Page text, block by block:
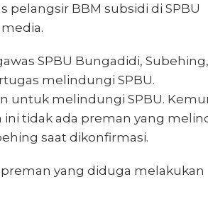
BBM subsidi di SPBU
SPBU Bungadidi, Subehing,
melindungi SPBU.
untuk melindungi SPBU.
ini tidak ada preman yang
saat dikonfirmasi.
yang diduga melakukan